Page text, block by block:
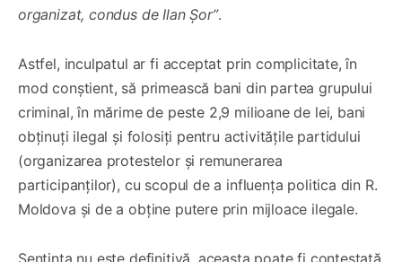
organizat, condus de Ilan Șor”.
Astfel, inculpatul ar fi acceptat prin complicitate, în
mod conștient, să primească bani din partea grupului
criminal, în mărime de peste 2,9 milioane de lei, bani
obținuți ilegal și folosiți pentru activitățile partidului
(organizarea protestelor și remunerarea
participanților), cu scopul de a influența politica din R.
Moldova și de a obține putere prin mijloace ilegale.
Sentința nu este definitivă, aceasta poate fi contestată